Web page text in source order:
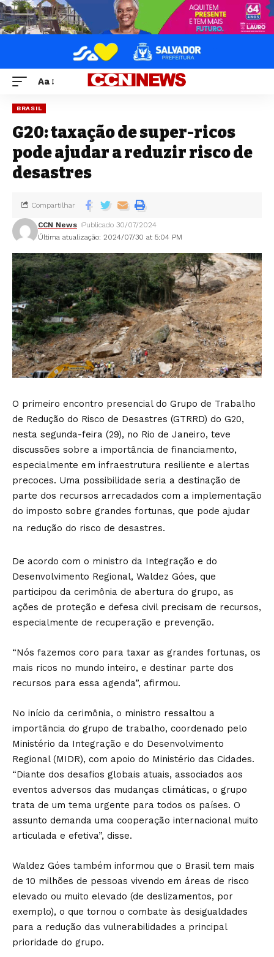
Aa
BRASIL
G20: taxação de super-ricos
pode ajudar a reduzir risco de
desastres
Última atualização: 2024/07/30 at 5:04 PM
CCN News Publicado 30/07/2024
Compartilhar
O primeiro encontro presencial do Grupo de Trabalho
de Redução do Risco de Desastres (GTRRD) do G20,
nesta segunda-feira (29), no Rio de Janeiro, teve
discussões sobre a importância de financiamento,
especialmente em infraestrutura resiliente e alertas
precoces. Uma possibilidade seria a destinação de
parte dos recursos arrecadados com a implementação
do imposto sobre grandes fortunas, que pode ajudar
na redução do risco de desastres.
De acordo com o ministro da Integração e do
Desenvolvimento Regional, Waldez Góes, que
participou da cerimônia de abertura do grupo, as
ações de proteção e defesa civil precisam de recursos,
especialmente de recuperação e prevenção.
“Nós fazemos coro para taxar as grandes fortunas, os
mais ricos no mundo inteiro, e destinar parte dos
recursos para essa agenda”, afirmou.
No início da cerimônia, o ministro ressaltou a
importância do grupo de trabalho, coordenado pelo
Ministério da Integração e do Desenvolvimento
Regional (MIDR), com apoio do Ministério das Cidades.
“Diante dos desafios globais atuais, associados aos
eventos adversos das mudanças climáticas, o grupo
trata de um tema urgente para todos os países. O
assunto demanda uma cooperação internacional muito
articulada e efetiva”, disse.
Waldez Góes também informou que o Brasil tem mais
de 10 milhões de pessoas vivendo em áreas de risco
elevado ou muito elevado (de deslizamentos, por
exemplo), o que tornou o combate às desigualdades
para a redução das vulnerabilidades a principal
prioridade do grupo.